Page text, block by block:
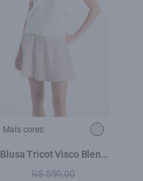
Mais cores:
Blusa Tricot Visco Blend
Vintage Off White
R$ 559,00